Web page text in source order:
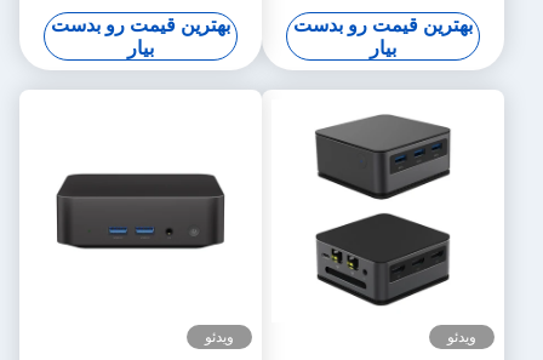
DDR4 رم 46GB برای دفتر
خانگی
بهترین قیمت رو بدست
بیار
لینوکس برای دفتر خانگی
بهترین قیمت رو بدست
بیار
ویدئو ویدئو